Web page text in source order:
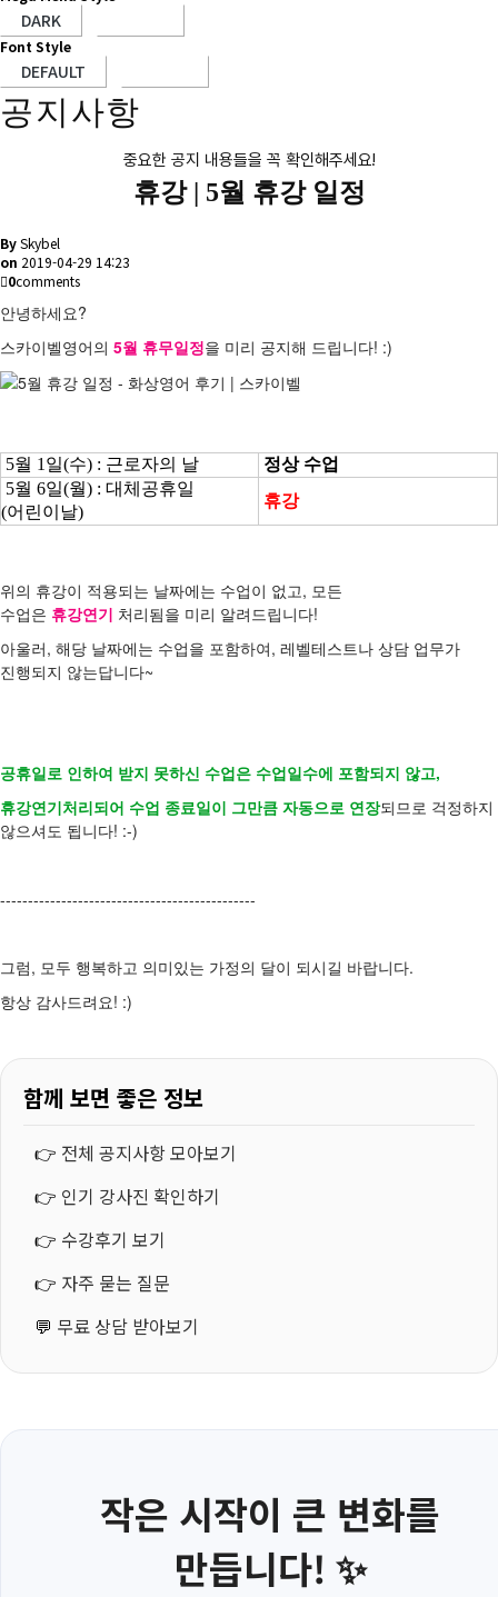
Font Style
공지사항
중요한 공지 내용들을 꼭 확인해주세요!
휴강 | 5월 휴강 일정
BySkybel
on 2019-04-29 14:23
0comments
안녕하세요?
스카이벨영어의 5월 휴무일정을 미리 공지해 드립니다! :)
5월 1일(수) : 근로자의 날
정상 수업
5월 6일(월) : 대체공휴일
(어린이날)
휴강
위의 휴강이 적용되는 날짜에는 수업이 없고, 모든
수업은 휴강연기 처리됨을 미리 알려드립니다!
아울러, 해당 날짜에는 수업을 포함하여, 레벨테스트나 상담 업무가
진행되지 않는답니다~
공휴일로 인하여 받지 못하신 수업은 수업일수에 포함되지 않고,
휴강연기처리되어 수업 종료일이 그만큼 자동으로 연장되므로 걱정하지
않으셔도 됩니다! :-)
----------------------------------------------
그럼, 모두 행복하고 의미있는 가정의 달이 되시길 바랍니다.
항상 감사드려요! :)
함께 보면 좋은 정보
👉 전체 공지사항 모아보기
👉 인기 강사진 확인하기
👉 수강후기 보기
👉 자주 묻는 질문
💬 무료 상담 받아보기
작은 시작이 큰 변화를
만듭니다! ✨